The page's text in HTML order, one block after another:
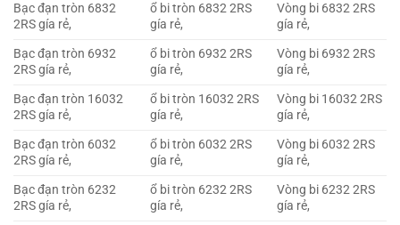
Bạc đạn tròn 6832
2RS gía rẻ,
ổ bi tròn 6832 2RS
gía rẻ,
Vòng bi 6832 2RS
gía rẻ,
Bạc đạn tròn 6932
2RS gía rẻ,
ổ bi tròn 6932 2RS
gía rẻ,
Vòng bi 6932 2RS
gía rẻ,
Bạc đạn tròn 16032
2RS gía rẻ,
ổ bi tròn 16032 2RS
gía rẻ,
Vòng bi 16032 2RS
gía rẻ,
Bạc đạn tròn 6032
2RS gía rẻ,
ổ bi tròn 6032 2RS
gía rẻ,
Vòng bi 6032 2RS
gía rẻ,
Bạc đạn tròn 6232
2RS gía rẻ,
ổ bi tròn 6232 2RS
gía rẻ,
Vòng bi 6232 2RS
gía rẻ,